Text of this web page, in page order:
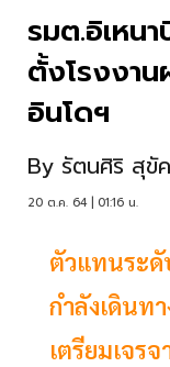
รมต.อิเหน
ตั้งโรงงาน
อินโดฯ
By รัตนศิริ สุขั
20 ต.ค. 64 | 01:16 น.
ตัวแทนระดั
กำลังเดินท
เตรียมเจร